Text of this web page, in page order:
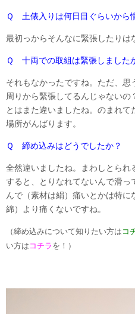
Ｑ 土俵入りは何日目ぐらいから
最初っからそんなに緊張したりは
Ｑ 十両での取組は緊張しました
それもなかったですね。ただ、思
周りから緊張してるんじゃない
とはまた違いましたね。のまれ
場所がんばります。
Ｑ 締め込みはどうでしたか？
全然違いましたね。まわしとられ
すると、とりなれてないんで滑
んで（素材は絹）痛いとかは特
綿）より痛くないですね。
（締め込みについて知りたい方はコ
い方はコチラを！）